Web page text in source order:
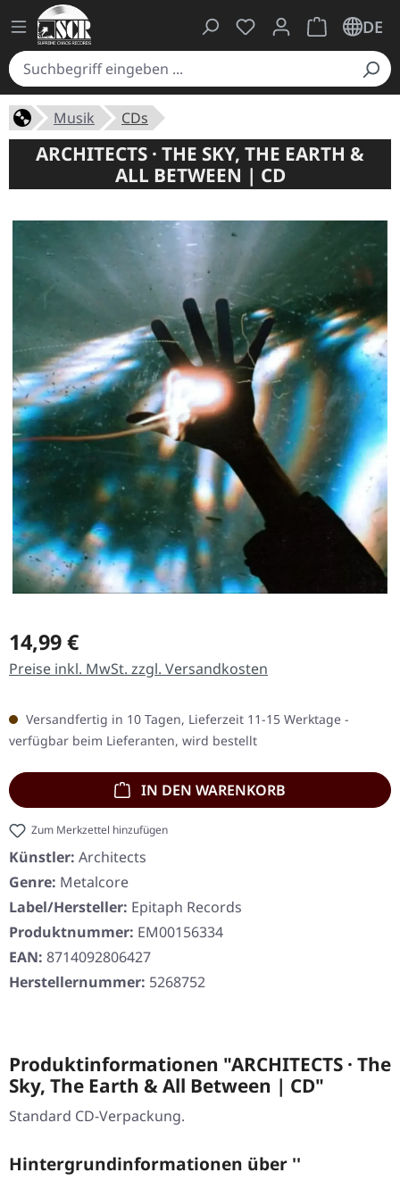
Du hast 0 Produkte
Warenkorb
DE
Musik CDs
ARCHITECTS · THE SKY, THE EARTH &
ALL BETWEEN | CD
Regulärer Preis:
14,99 €
Preise inkl. MwSt. zzgl. Versandkosten
Versandfertig in 10 Tagen, Lieferzeit 11-15 Werktage -
verfügbar beim Lieferanten, wird bestellt
IN DEN WARENKORB
Zum Merkzettel hinzufügen
Künstler: Architects
Genre: Metalcore
Label/Hersteller: Epitaph Records
Produktnummer: EM00156334
EAN: 8714092806427
Herstellernummer: 5268752
Produktinformationen "ARCHITECTS · The
Sky, The Earth & All Between | CD"
Standard CD-Verpackung.
Hintergrundinformationen über ''